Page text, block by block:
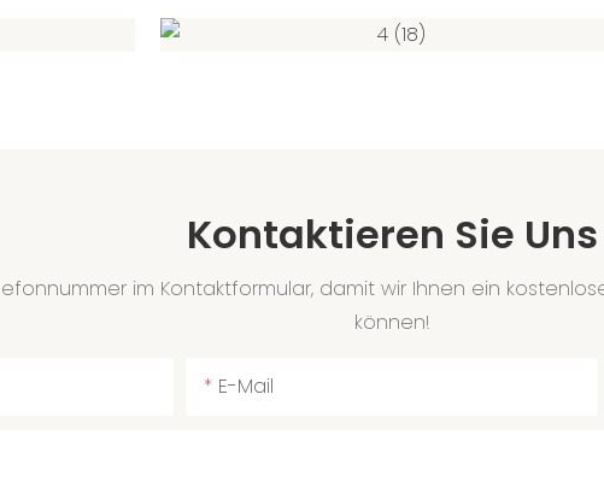
Kontaktieren Sie Uns
im Kontaktformular, damit wir Ihnen ein
können!
E-Mail